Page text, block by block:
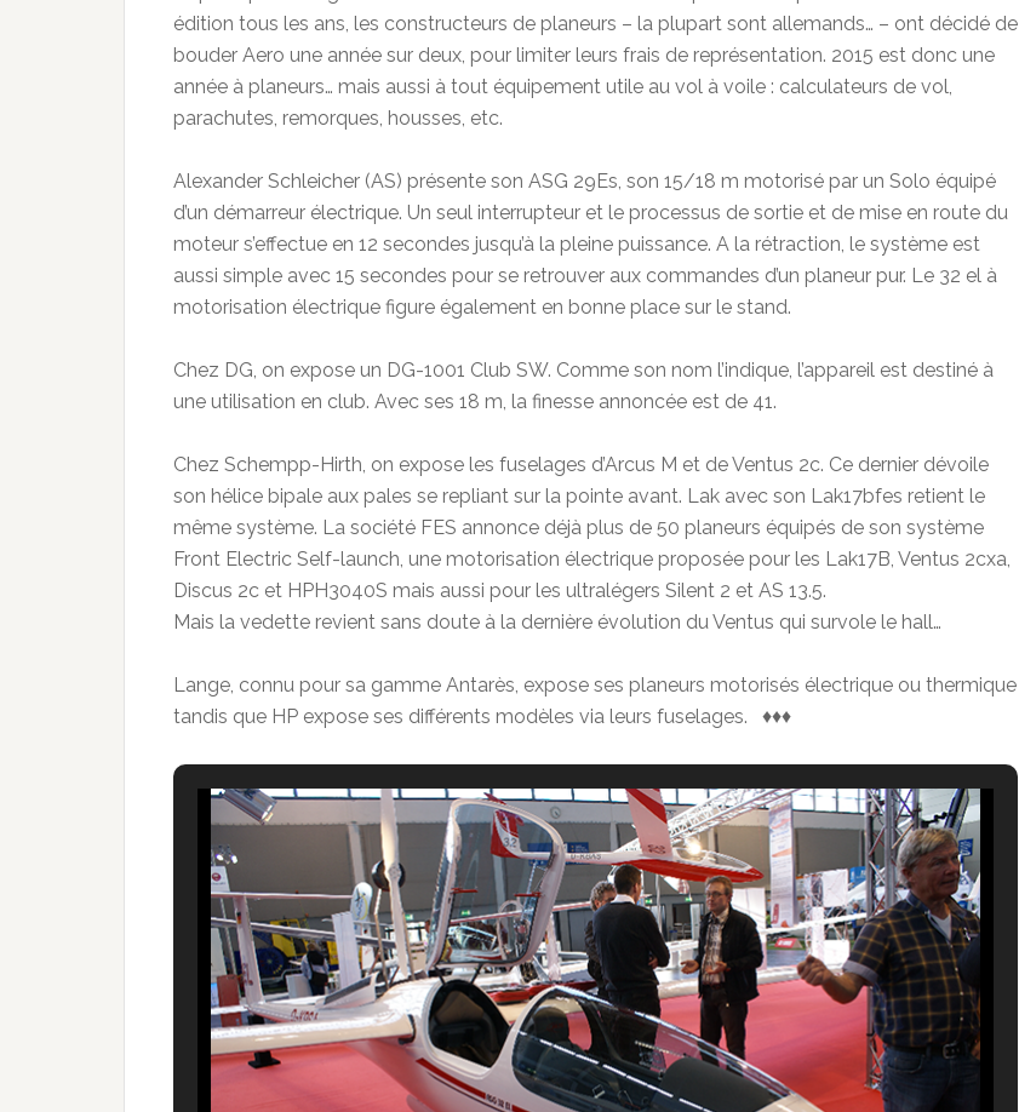
édition tous les ans, les constructeurs de planeurs – la plupart sont allemands… – ont décidé de
bouder Aero une année sur deux, pour limiter leurs frais de représentation. 2015 est donc une
année à planeurs… mais aussi à tout équipement utile au vol à voile : calculateurs de vol,
parachutes, remorques, housses, etc.
Alexander Schleicher (AS) présente son ASG 29Es, son 15/18 m motorisé par un Solo équipé
d’un démarreur électrique. Un seul interrupteur et le processus de sortie et de mise en route du
moteur s’effectue en 12 secondes jusqu’à la pleine puissance. A la rétraction, le système est
aussi simple avec 15 secondes pour se retrouver aux commandes d’un planeur pur. Le 32 el à
motorisation électrique figure également en bonne place sur le stand.
Chez DG, on expose un DG-1001 Club SW. Comme son nom l’indique, l’appareil est destiné à
une utilisation en club. Avec ses 18 m, la finesse annoncée est de 41.
Chez Schempp-Hirth, on expose les fuselages d’Arcus M et de Ventus 2c. Ce dernier dévoile
son hélice bipale aux pales se repliant sur la pointe avant. Lak avec son Lak17bfes retient le
même système. La société FES annonce déjà plus de 50 planeurs équipés de son système
Front Electric Self-launch, une motorisation électrique proposée pour les Lak17B, Ventus 2cxa,
Discus 2c et HPH3040S mais aussi pour les ultralégers Silent 2 et AS 13.5.
Mais la vedette revient sans doute à la dernière évolution du Ventus qui survole le hall…
Lange, connu pour sa gamme Antarès, expose ses planeurs motorisés électrique ou thermique
tandis que HP expose ses différents modèles via leurs fuselages. ♦♦♦